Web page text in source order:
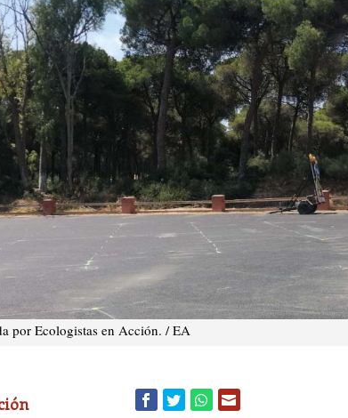
por Ecologistas en Acción. / EA